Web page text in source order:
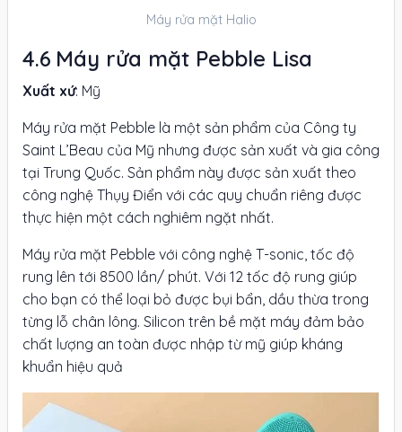
Máy rửa mặt Halio
Máy rửa mặt Pebble Lisa
Xuất xứ: Mỹ
Máy rửa mặt Pebble là một sản phẩm của Công ty
Saint L’Beau của Mỹ nhưng được sản xuất và gia công
tại Trung Quốc. Sản phẩm này được sản xuất theo
công nghệ Thụy Điển với các quy chuẩn riêng được
thực hiện một cách nghiêm ngặt nhất.
Máy rửa mặt Pebble với công nghệ T-sonic, tốc độ
rung lên tới 8500 lần/ phút. Với 12 tốc độ rung giúp
cho bạn có thể loại bỏ được bụi bẩn, dầu thừa trong
từng lỗ chân lông. Silicon trên bề mặt máy đảm bảo
chất lượng an toàn được nhập từ mỹ giúp kháng
khuẩn hiệu quả